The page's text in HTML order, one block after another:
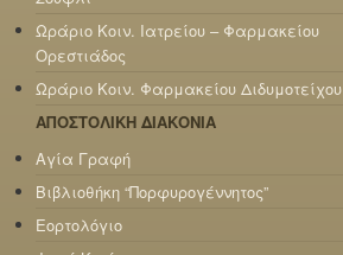
Ωράριο Κοιν. Ιατρείου – Φαρμακείου
Ορεστιάδος
Ωράριο Κοιν. Φαρμακείου Διδυμοτείχου
ΑΠΟΣΤΟΛΙΚΗ ΔΙΑΚΟΝΙΑ
Αγία Γραφή
Βιβλιοθήκη “Πορφυρογέννητος”
Εορτολόγιο